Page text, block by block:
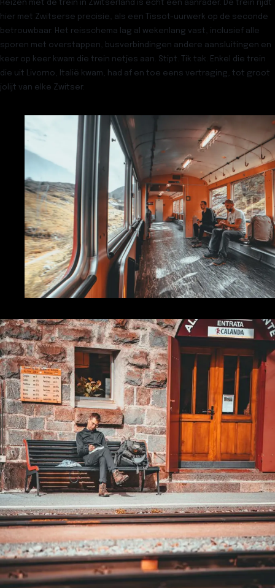
Reizen met de trein in Zwitserland is echt een aanrader. De trein rijdt
hier met Zwitserse precisie, als een Tissot-uurwerk op de seconde
betrouwbaar. Het reisschema lag al wekenlang vast, inclusief alle
sporen met overstappen, busverbindingen andere aansluitingen en
keer op keer kwam die trein netjes aan. Stipt. Tik tak. Enkel die trein
die uit Livorno, Italië kwam, had af en toe eens vertraging, tot groot
jolijt van elke Zwitser.